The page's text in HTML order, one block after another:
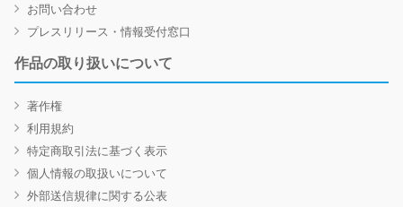
お問い合わせ
プレスリリース・情報受付窓口
作品の取り扱いについて
著作権
利用規約
特定商取引法に基づく表示
個人情報の取扱いについて
外部送信規律に関する公表